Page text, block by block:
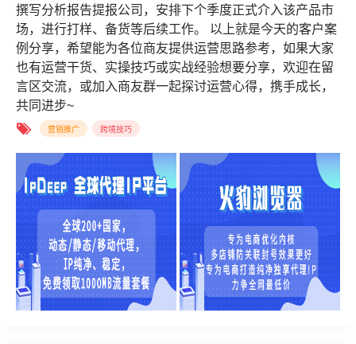
撰写分析报告提报公司，安排下个季度正式介入该产品市
场，进行打样、备货等后续工作。 以上就是今天的客户案
例分享，希望能为各位商友提供运营思路参考，如果大家
也有运营干货、实操技巧或实战经验想要分享，欢迎在留
言区交流，或加入商友群一起探讨运营心得，携手成长，
共同进步~
营销推广 跨境技巧